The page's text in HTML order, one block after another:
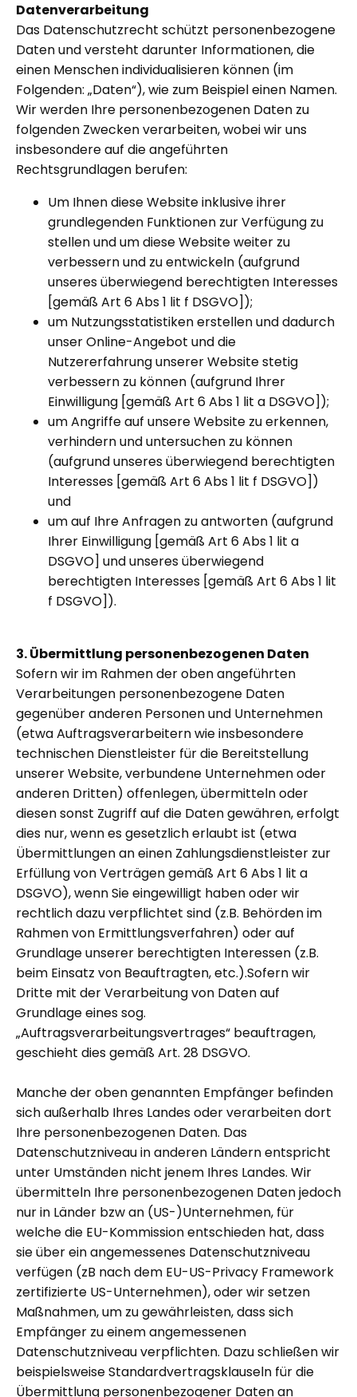
Datenverarbeitung
Das Datenschutzrecht schützt personenbezogene
Daten und versteht darunter Informationen, die
einen Menschen individualisieren können (im
Folgenden: „Daten“), wie zum Beispiel einen Namen.
Wir werden Ihre personenbezogenen Daten zu
folgenden Zwecken verarbeiten, wobei wir uns
insbesondere auf die angeführten
Rechtsgrundlagen berufen:
Um Ihnen diese Website inklusive ihrer
grundlegenden Funktionen zur Verfügung zu
stellen und um diese Website weiter zu
verbessern und zu entwickeln (aufgrund
unseres überwiegend berechtigten Interesses
[gemäß Art 6 Abs 1 lit f DSGVO]);
um Nutzungsstatistiken erstellen und dadurch
unser Online-Angebot und die
Nutzererfahrung unserer Website stetig
verbessern zu können (aufgrund Ihrer
Einwilligung [gemäß Art 6 Abs 1 lit a DSGVO]);
um Angriffe auf unsere Website zu erkennen,
verhindern und untersuchen zu können
(aufgrund unseres überwiegend berechtigten
Interesses [gemäß Art 6 Abs 1 lit f DSGVO])
und
um auf Ihre Anfragen zu antworten (aufgrund
Ihrer Einwilligung [gemäß Art 6 Abs 1 lit a
DSGVO] und unseres überwiegend
berechtigten Interesses [gemäß Art 6 Abs 1 lit
f DSGVO]).
3. Übermittlung personenbezogenen Daten
Sofern wir im Rahmen der oben angeführten
Verarbeitungen personenbezogene Daten
gegenüber anderen Personen und Unternehmen
(etwa Auftragsverarbeitern wie insbesondere
technischen Dienstleister für die Bereitstellung
unserer Website, verbundene Unternehmen oder
anderen Dritten) offenlegen, übermitteln oder
diesen sonst Zugriff auf die Daten gewähren, erfolgt
dies nur, wenn es gesetzlich erlaubt ist (etwa
Übermittlungen an einen Zahlungsdienstleister zur
Erfüllung von Verträgen gemäß Art 6 Abs 1 lit a
DSGVO), wenn Sie eingewilligt haben oder wir
rechtlich dazu verpflichtet sind (z.B. Behörden im
Rahmen von Ermittlungsverfahren) oder auf
Grundlage unserer berechtigten Interessen (z.B.
beim Einsatz von Beauftragten, etc.).Sofern wir
Dritte mit der Verarbeitung von Daten auf
Grundlage eines sog.
„Auftragsverarbeitungsvertrages“ beauftragen,
geschieht dies gemäß Art. 28 DSGVO.
Manche der oben genannten Empfänger befinden
sich außerhalb Ihres Landes oder verarbeiten dort
Ihre personenbezogenen Daten. Das
Datenschutzniveau in anderen Ländern entspricht
unter Umständen nicht jenem Ihres Landes. Wir
übermitteln Ihre personenbezogenen Daten jedoch
nur in Länder bzw an (US-)Unternehmen, für
welche die EU-Kommission entschieden hat, dass
sie über ein angemessenes Datenschutzniveau
verfügen (zB nach dem EU-US-Privacy Framework
zertifizierte US-Unternehmen), oder wir setzen
Maßnahmen, um zu gewährleisten, dass sich
Empfänger zu einem angemessenen
Datenschutzniveau verpflichten. Dazu schließen wir
beispielsweise Standardvertragsklauseln für die
Übermittlung personenbezogener Daten an